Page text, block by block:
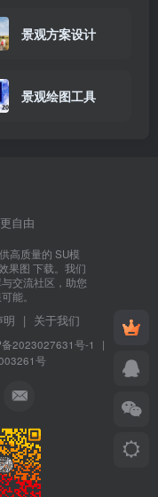
景观方案设计
景观绘图工具
自由
高质量的 SU模
果图 下载。我们
交流社区，助您
能。
明 | 关于我们
备2023027631号-1
|
号